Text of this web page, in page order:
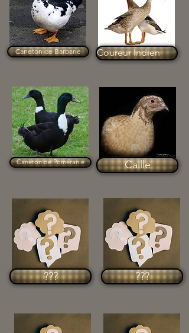
Caneton de Barbarie Coureur Indien
Caneton de Poméranie Caille
??? ???